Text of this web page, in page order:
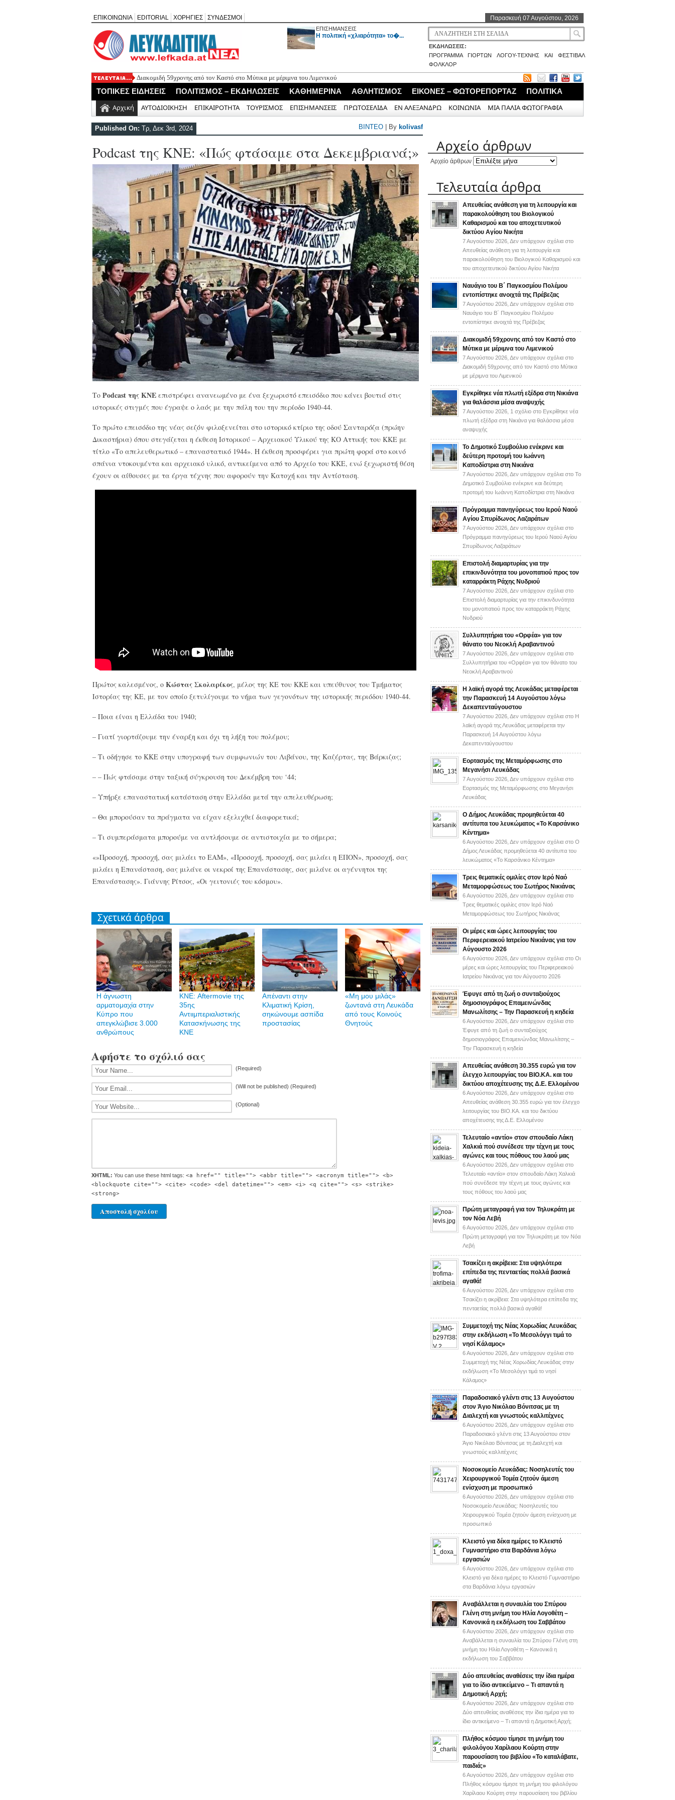
ΕΠΙΚΟΙΝΩΝΙΑ EDITORIAL ΧΟΡΗΓΙΕΣ ΣΥΝΔΕΣΜΟΙ Παρασκευή 07 Αυγούστου, 2026
ΕΠΙΣΗΜΑΝΣΕΙΣ
H πολιτική «χλιαρότητα» το�...
ΕΚΔΗΛΩΣΕΙΣ:
ΠΡΟΓΡΑΜΜΑ ΓΙΟΡΤΩΝ ΛΟΓΟΥ-ΤΕΧΝΗΣ ΚΑΙ ΦΕΣΤΙΒΑΛ
ΦΟΛΚΛΟΡ
Διακομιδή 59χρονης από τον Καστό στο Μύτικα με μέριμνα του Λιμενικού
ΤΟΠΙΚΕΣ ΕΙΔΗΣΕΙΣ ΠΟΛΙΤΙΣΜΟΣ – ΕΚΔΗΛΩΣΕΙΣ ΚΑΘΗΜΕΡΙΝΑ ΑΘΛΗΤΙΣΜΟΣ ΕΙΚΟΝΕΣ – ΦΩΤΟΡΕΠΟΡΤΑΖ ΠΟΛΙΤΙΚΑ
Αρχική ΑΥΤΟΔΙΟΙΚΗΣΗ ΕΠΙΚΑΙΡΟΤΗΤΑ ΤΟΥΡΙΣΜΟΣ ΕΠΙΣΗΜΑΝΣΕΙΣ ΠΡΩΤΟΣΕΛΙΔΑ ΕΝ ΑΛΕΞΑΝΔΡΩ ΚΟΙΝΩΝΙΑ ΜΙΑ ΠΑΛΙΑ ΦΩΤΟΓΡΑΦΙΑ
Published On: Τρ, Δεκ 3rd, 2024 BINTEO | By kolivasf
Podcast της ΚΝΕ: «Πώς φτάσαμε στα Δεκεμβριανά;»
Το Podcast της ΚΝΕ επιστρέφει ανανεωμένο με ένα ξεχωριστό επεισόδιο που κάνει βουτιά στις
ιστορικές στιγμές που έγραψε ο λαός με την πάλη του την περίοδο 1940-44.
Το πρώτο επεισόδιο της νέας σεζόν φιλοξενείται στο ιστορικό κτίριο της οδού Σανταρόζα (πρώην
Δικαστήρια) όπου στεγάζεται η έκθεση Ιστορικού – Αρχειακού Υλικού της ΚΟ Αττικής του ΚΚΕ με
τίτλο «Το απελευθερωτικό – επαναστατικό 1944». Η έκθεση προσφέρει για πρώτη φορά στο κοινό
σπάνια ντοκουμέντα και αρχειακό υλικό, αντικείμενα από το Αρχείο του ΚΚΕ, ενώ ξεχωριστή θέση
έχουν οι αίθουσες με τα έργα τέχνης που αφορούν την Κατοχή και την Αντίσταση.
Πρώτος καλεσμένος, ο Κώστας Σκολαρίκος, μέλος της ΚΕ του ΚΚΕ και υπεύθυνος του Τμήματος
Ιστορίας της ΚΕ, με τον οποίο ξετυλίγουμε το νήμα των γεγονότων της ιστορικής περιόδου 1940-44.
– Ποια είναι η Ελλάδα του 1940;
– Γιατί γιορτάζουμε την έναρξη και όχι τη λήξη του πολέμου;
– Τι οδήγησε το ΚΚΕ στην υπογραφή των συμφωνιών του Λιβάνου, της Καζέρτας, της Βάρκιζας;
– – Πώς φτάσαμε στην ταξική σύγκρουση του Δεκέμβρη του ‘44;
– Υπήρξε επαναστατική κατάσταση στην Ελλάδα μετά την απελευθέρωση;
– Θα μπορούσαν τα πράγματα να είχαν εξελιχθεί διαφορετικά;
– Τι συμπεράσματα μπορούμε να αντλήσουμε σε αντιστοιχία με το σήμερα;
«»Προσοχή, προσοχή, σας μιλάει το ΕΑΜ», «Προσοχή, προσοχή, σας μιλάει η ΕΠΟΝ», προσοχή, σας
μιλάει η Επανάσταση, σας μιλάνε οι νεκροί της Επανάστασης, σας μιλάνε οι αγέννητοι της
Επανάστασης». Γιάννης Ρίτσος, «Οι γειτονιές του κόσμου».
Σχετικά άρθρα
Η άγνωστη
αρματομαχία στην
Κύπρο που
απεγκλώβισε 3.000
ανθρώπους
ΚΝΕ: Aftermovie της
35ης
Αντιιμπεριαλιστικής
Κατασκήνωσης της
ΚΝΕ
Απέναντι στην
Κλιματική Κρίση,
σηκώνουμε ασπίδα
προστασίας
«Μη μου μιλάς»
ζωντανά στη Λευκάδα
από τους Κοινούς
Θνητούς
Αφήστε το σχόλιό σας
(Required)
(Will not be published) (Required)
(Optional)
XHTML: You can use these html tags: <a href="" title=""> <abbr title=""> <acronym title=""> <b>
<blockquote cite=""> <cite> <code> <del datetime=""> <em> <i> <q cite=""> <s> <strike>
<strong>
Αρχείο άρθρων
Αρχείο άρθρων
Τελευταία άρθρα
Απευθείας ανάθεση για τη λειτουργία και
παρακολούθηση του Βιολογικού
Καθαρισμού και του αποχετευτικού
δικτύου Αγίου Νικήτα
7 Αυγούστου 2026, Δεν υπάρχουν σχόλια στο
Απευθείας ανάθεση για τη λειτουργία και
παρακολούθηση του Βιολογικού Καθαρισμού και
του αποχετευτικού δικτύου Αγίου Νικήτα
Ναυάγιο του Β΄ Παγκοσμίου Πολέμου
εντοπίστηκε ανοιχτά της Πρέβεζας
7 Αυγούστου 2026, Δεν υπάρχουν σχόλια στο
Ναυάγιο του Β΄ Παγκοσμίου Πολέμου
εντοπίστηκε ανοιχτά της Πρέβεζας
Διακομιδή 59χρονης από τον Καστό στο
Μύτικα με μέριμνα του Λιμενικού
7 Αυγούστου 2026, Δεν υπάρχουν σχόλια στο
Διακομιδή 59χρονης από τον Καστό στο Μύτικα
με μέριμνα του Λιμενικού
Εγκρίθηκε νέα πλωτή εξέδρα στη Νικιάνα
για θαλάσσια μέσα αναψυχής
7 Αυγούστου 2026, 1 σχόλιο στο Εγκρίθηκε νέα
πλωτή εξέδρα στη Νικιάνα για θαλάσσια μέσα
αναψυχής
Το Δημοτικό Συμβούλιο ενέκρινε και
δεύτερη προτομή του Ιωάννη
Καποδίστρια στη Νικιάνα
7 Αυγούστου 2026, Δεν υπάρχουν σχόλια στο Το
Δημοτικό Συμβούλιο ενέκρινε και δεύτερη
προτομή του Ιωάννη Καποδίστρια στη Νικιάνα
Πρόγραμμα πανηγύρεως του Ιερού Ναού
Αγίου Σπυρίδωνος Λαζαράτων
7 Αυγούστου 2026, Δεν υπάρχουν σχόλια στο
Πρόγραμμα πανηγύρεως του Ιερού Ναού Αγίου
Σπυρίδωνος Λαζαράτων
Επιστολή διαμαρτυρίας για την
επικινδυνότητα του μονοπατιού προς τον
καταρράκτη Ράχης Νυδριού
7 Αυγούστου 2026, Δεν υπάρχουν σχόλια στο
Επιστολή διαμαρτυρίας για την επικινδυνότητα
του μονοπατιού προς τον καταρράκτη Ράχης
Νυδριού
Συλλυπητήρια του «Ορφέα» για τον
θάνατο του Νεοκλή Αραβαντινού
7 Αυγούστου 2026, Δεν υπάρχουν σχόλια στο
Συλλυπητήρια του «Ορφέα» για τον θάνατο του
Νεοκλή Αραβαντινού
Η λαϊκή αγορά της Λευκάδας μεταφέρεται
την Παρασκευή 14 Αυγούστου λόγω
Δεκαπενταύγουστου
7 Αυγούστου 2026, Δεν υπάρχουν σχόλια στο Η
λαϊκή αγορά της Λευκάδας μεταφέρεται την
Παρασκευή 14 Αυγούστου λόγω
Δεκαπενταύγουστου
Εορτασμός της Μεταμόρφωσης στο
Μεγανήσι Λευκάδας
7 Αυγούστου 2026, Δεν υπάρχουν σχόλια στο
Εορτασμός της Μεταμόρφωσης στο Μεγανήσι
Λευκάδας
Ο Δήμος Λευκάδας προμηθεύεται 40
αντίτυπα του λευκώματος «Το Καρσάνικο
Κέντημα»
6 Αυγούστου 2026, Δεν υπάρχουν σχόλια στο Ο
Δήμος Λευκάδας προμηθεύεται 40 αντίτυπα του
λευκώματος «Το Καρσάνικο Κέντημα»
Τρεις θεματικές ομιλίες στον Ιερό Ναό
Μεταμορφώσεως του Σωτήρος Νικιάνας
6 Αυγούστου 2026, Δεν υπάρχουν σχόλια στο
Τρεις θεματικές ομιλίες στον Ιερό Ναό
Μεταμορφώσεως του Σωτήρος Νικιάνας
Οι μέρες και ώρες λειτουργίας του
Περιφερειακού Ιατρείου Νικιάνας για τον
Αύγουστο 2026
6 Αυγούστου 2026, Δεν υπάρχουν σχόλια στο Οι
μέρες και ώρες λειτουργίας του Περιφερειακού
Ιατρείου Νικιάνας για τον Αύγουστο 2026
Έφυγε από τη ζωή ο συνταξιούχος
δημοσιογράφος Επαμεινώνδας
Μανωλίτσης – Την Παρασκευή η κηδεία
6 Αυγούστου 2026, Δεν υπάρχουν σχόλια στο
Έφυγε από τη ζωή ο συνταξιούχος
δημοσιογράφος Επαμεινώνδας Μανωλίτσης –
Την Παρασκευή η κηδεία
Απευθείας ανάθεση 30.355 ευρώ για τον
έλεγχο λειτουργίας του ΒΙΟ.ΚΑ. και του
δικτύου αποχέτευσης της Δ.Ε. Ελλομένου
6 Αυγούστου 2026, Δεν υπάρχουν σχόλια στο
Απευθείας ανάθεση 30.355 ευρώ για τον έλεγχο
λειτουργίας του ΒΙΟ.ΚΑ. και του δικτύου
αποχέτευσης της Δ.Ε. Ελλομένου
Τελευταίο «αντίο» στον σπουδαίο Λάκη
Χαλκιά πού συνέδεσε την τέχνη με τους
αγώνες και τους πόθους του λαού μας
6 Αυγούστου 2026, Δεν υπάρχουν σχόλια στο
Τελευταίο «αντίο» στον σπουδαίο Λάκη Χαλκιά
πού συνέδεσε την τέχνη με τους αγώνες και
τους πόθους του λαού μας
Πρώτη μεταγραφή για τον Τηλυκράτη με
τον Νόα Λεβή
6 Αυγούστου 2026, Δεν υπάρχουν σχόλια στο
Πρώτη μεταγραφή για τον Τηλυκράτη με τον Νόα
Λεβή
Τσακίζει η ακρίβεια: Στα υψηλότερα
επίπεδα της πενταετίας πολλά βασικά
αγαθά!
6 Αυγούστου 2026, Δεν υπάρχουν σχόλια στο
Τσακίζει η ακρίβεια: Στα υψηλότερα επίπεδα της
πενταετίας πολλά βασικά αγαθά!
Συμμετοχή της Νέας Χορωδίας Λευκάδας
στην εκδήλωση «Το Μεσολόγγι τιμά το
νησί Κάλαμος»
6 Αυγούστου 2026, Δεν υπάρχουν σχόλια στο
Συμμετοχή της Νέας Χορωδίας Λευκάδας στην
εκδήλωση «Το Μεσολόγγι τιμά το νησί
Κάλαμος»
Παραδοσιακό γλέντι στις 13 Αυγούστου
στον Άγιο Νικόλαο Βόνιτσας με τη
Διαλεχτή και γνωστούς καλλιτέχνες
6 Αυγούστου 2026, Δεν υπάρχουν σχόλια στο
Παραδοσιακό γλέντι στις 13 Αυγούστου στον
Άγιο Νικόλαο Βόνιτσας με τη Διαλεχτή και
γνωστούς καλλιτέχνες
Νοσοκομείο Λευκάδας: Νοσηλευτές του
Χειρουργικού Τομέα ζητούν άμεση
ενίσχυση με προσωπικό
6 Αυγούστου 2026, Δεν υπάρχουν σχόλια στο
Νοσοκομείο Λευκάδας: Νοσηλευτές του
Χειρουργικού Τομέα ζητούν άμεση ενίσχυση με
προσωπικό
Κλειστό για δέκα ημέρες το Κλειστό
Γυμναστήριο στα Βαρδάνια λόγω
εργασιών
6 Αυγούστου 2026, Δεν υπάρχουν σχόλια στο
Κλειστό για δέκα ημέρες το Κλειστό Γυμναστήριο
στα Βαρδάνια λόγω εργασιών
Αναβάλλεται η συναυλία του Σπύρου
Γλένη στη μνήμη του Ηλία Λογοθέτη –
Κανονικά η εκδήλωση του Σαββάτου
6 Αυγούστου 2026, Δεν υπάρχουν σχόλια στο
Αναβάλλεται η συναυλία του Σπύρου Γλένη στη
μνήμη του Ηλία Λογοθέτη – Κανονικά η
εκδήλωση του Σαββάτου
Δύο απευθείας αναθέσεις την ίδια ημέρα
για το ίδιο αντικείμενο – Τι απαντά η
Δημοτική Αρχή;
6 Αυγούστου 2026, Δεν υπάρχουν σχόλια στο
Δύο απευθείας αναθέσεις την ίδια ημέρα για το
ίδιο αντικείμενο – Τι απαντά η Δημοτική Αρχή;
Πλήθος κόσμου τίμησε τη μνήμη του
φιλολόγου Χαρίλαου Κούρτη στην
παρουσίαση του βιβλίου «Το καταλάβατε,
παιδιά;»
6 Αυγούστου 2026, Δεν υπάρχουν σχόλια στο
Πλήθος κόσμου τίμησε τη μνήμη του φιλολόγου
Χαρίλαου Κούρτη στην παρουσίαση του βιβλίου